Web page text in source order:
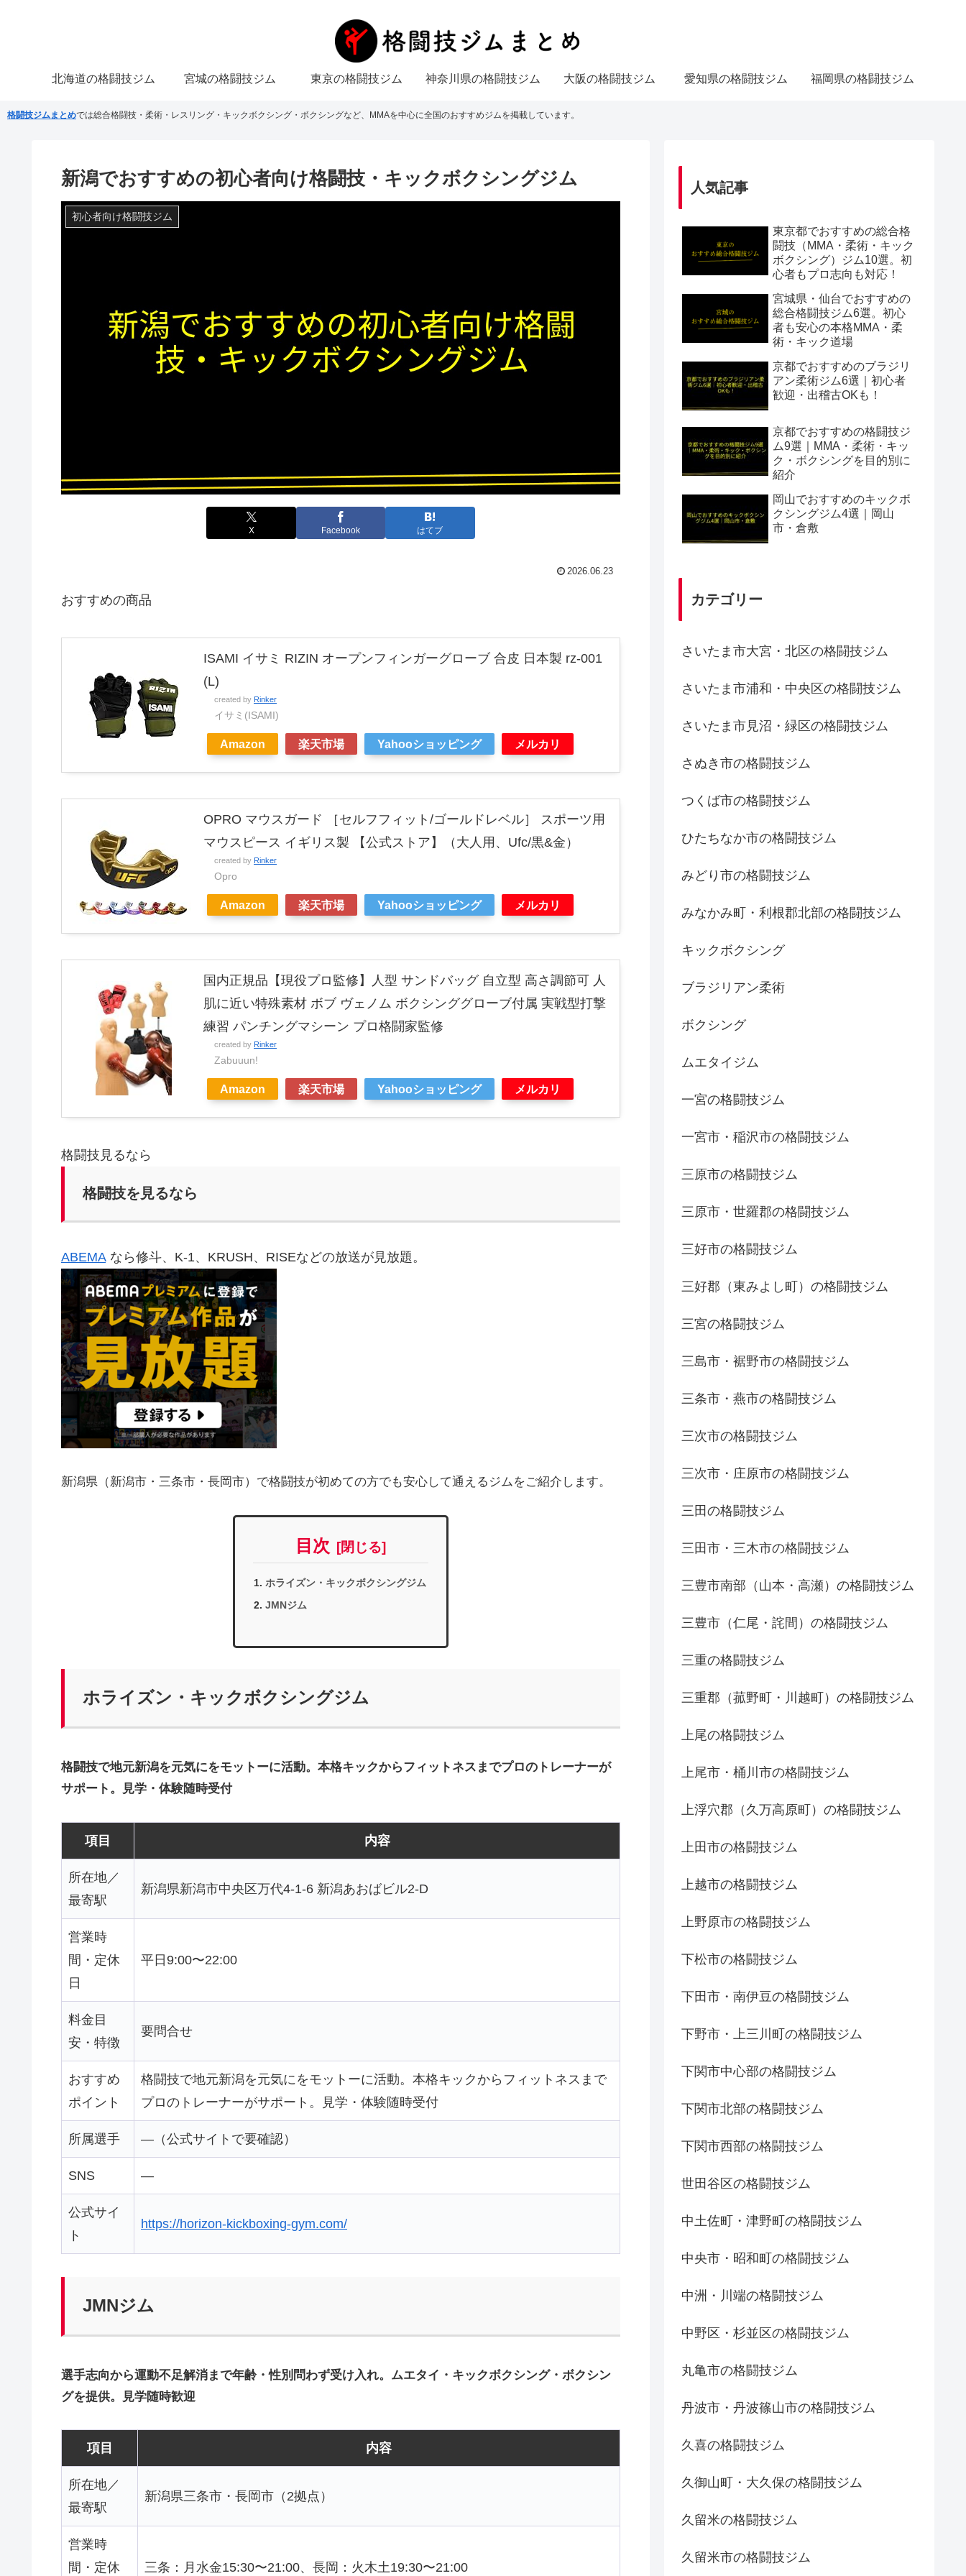
北海道の格闘技ジム 宮城の格闘技ジム 東京の格闘技ジム 神奈川県の格闘技ジム 大阪の格闘技ジム 愛知県の格闘技ジム 福岡県の格闘技ジム
格闘技ジムまとめでは総合格闘技・柔術・レスリング・キックボクシング・ボクシングなど、MMAを中心に全国のおすすめジムを掲載しています。
新潟でおすすめの初心者向け格闘技・キックボクシングジム
初心者向け格闘技ジム
X Facebook はてブ
2026.06.23
おすすめの商品
ISAMI イサミ RIZIN オープンフィンガーグローブ 合皮 日本製 rz-001
(L)
created by Rinker
イサミ(ISAMI)
Amazon 楽天市場 Yahooショッピング メルカリ
OPRO マウスガード ［セルフフィット/ゴールドレベル］ スポーツ用
マウスピース イギリス製 【公式ストア】（大人用、Ufc/黒&金）
created by Rinker
Opro
Amazon 楽天市場 Yahooショッピング メルカリ
国内正規品【現役プロ監修】人型 サンドバッグ 自立型 高さ調節可 人
肌に近い特殊素材 ボブ ヴェノム ボクシンググローブ付属 実戦型打撃
練習 パンチングマシーン プロ格闘家監修
created by Rinker
Zabuuun!
Amazon 楽天市場 Yahooショッピング メルカリ
格闘技見るなら
格闘技を見るなら
ABEMA なら修斗、K-1、KRUSH、RISEなどの放送が見放題。
新潟県（新潟市・三条市・長岡市）で格闘技が初めての方でも安心して通えるジムをご紹介します。
目次
ホライズン・キックボクシングジム
JMNジム
ホライズン・キックボクシングジム
格闘技で地元新潟を元気にをモットーに活動。本格キックからフィットネスまでプロのトレーナーが
サポート。見学・体験随時受付
項目 内容
所在地／
最寄駅
新潟県新潟市中央区万代4-1-6 新潟あおばビル2-D
営業時
間・定休
日
平日9:00〜22:00
料金目
安・特徴
要問合せ
おすすめ
ポイント
格闘技で地元新潟を元気にをモットーに活動。本格キックからフィットネスまで
プロのトレーナーがサポート。見学・体験随時受付
所属選手 —（公式サイトで要確認）
SNS —
公式サイ
ト
https://horizon-kickboxing-gym.com/
JMNジム
選手志向から運動不足解消まで年齢・性別問わず受け入れ。ムエタイ・キックボクシング・ボクシン
グを提供。見学随時歓迎
項目 内容
所在地／
最寄駅
新潟県三条市・長岡市（2拠点）
営業時
間・定休
三条：月水金15:30〜21:00、長岡：火木土19:30〜21:00
人気記事
東京都でおすすめの総合格
闘技（MMA・柔術・キック
ボクシング）ジム10選。初
心者もプロ志向も対応！
宮城県・仙台でおすすめの
総合格闘技ジム6選。初心
者も安心の本格MMA・柔
術・キック道場
京都でおすすめのブラジリ
アン柔術ジム6選｜初心者
歓迎・出稽古OKも！
京都でおすすめの格闘技ジ
ム9選｜MMA・柔術・キッ
ク・ボクシングを目的別に
紹介
岡山でおすすめのキックボ
クシングジム4選｜岡山
市・倉敷
カテゴリー
さいたま市大宮・北区の格闘技ジム
さいたま市浦和・中央区の格闘技ジム
さいたま市見沼・緑区の格闘技ジム
さぬき市の格闘技ジム
つくば市の格闘技ジム
ひたちなか市の格闘技ジム
みどり市の格闘技ジム
みなかみ町・利根郡北部の格闘技ジム
キックボクシング
ブラジリアン柔術
ボクシング
ムエタイジム
一宮の格闘技ジム
一宮市・稲沢市の格闘技ジム
三原市の格闘技ジム
三原市・世羅郡の格闘技ジム
三好市の格闘技ジム
三好郡（東みよし町）の格闘技ジム
三宮の格闘技ジム
三島市・裾野市の格闘技ジム
三条市・燕市の格闘技ジム
三次市の格闘技ジム
三次市・庄原市の格闘技ジム
三田の格闘技ジム
三田市・三木市の格闘技ジム
三豊市南部（山本・高瀬）の格闘技ジム
三豊市（仁尾・詫間）の格闘技ジム
三重の格闘技ジム
三重郡（菰野町・川越町）の格闘技ジム
上尾の格闘技ジム
上尾市・桶川市の格闘技ジム
上浮穴郡（久万高原町）の格闘技ジム
上田市の格闘技ジム
上越市の格闘技ジム
上野原市の格闘技ジム
下松市の格闘技ジム
下田市・南伊豆の格闘技ジム
下野市・上三川町の格闘技ジム
下関市中心部の格闘技ジム
下関市北部の格闘技ジム
下関市西部の格闘技ジム
世田谷区の格闘技ジム
中土佐町・津野町の格闘技ジム
中央市・昭和町の格闘技ジム
中洲・川端の格闘技ジム
中野区・杉並区の格闘技ジム
丸亀市の格闘技ジム
丹波市・丹波篠山市の格闘技ジム
久喜の格闘技ジム
久御山町・大久保の格闘技ジム
久留米の格闘技ジム
久留米市の格闘技ジム